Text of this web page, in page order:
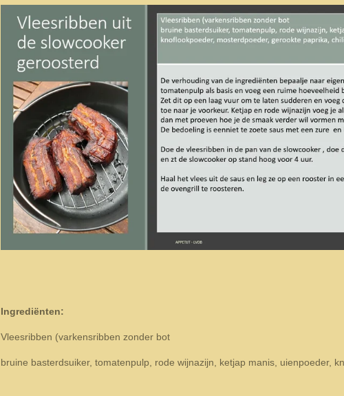
Ingrediënten:
Vleesribben (varkensribben zonder bot
bruine basterdsuiker, tomatenpulp, rode wijnazijn, ketjap manis, uienpoeder,